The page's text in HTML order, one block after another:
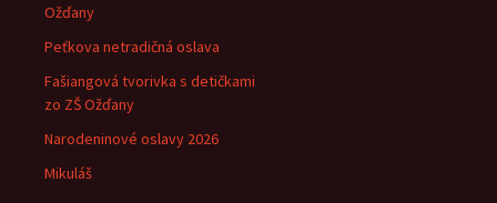
Ožďany
Peťkova netradičná oslava
Fašiangová tvorivka s detičkami
zo ZŠ Ožďany
Narodeninové oslavy 2026
Mikuláš